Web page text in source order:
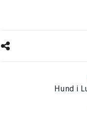
Hund i